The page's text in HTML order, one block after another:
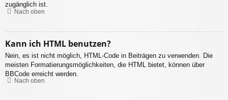
zugänglich ist.
Nach oben
Kann ich HTML benutzen?
Nein, es ist nicht möglich, HTML-Code in Beiträgen zu verwenden. Die
meisten Formatierungsmöglichkeiten, die HTML bietet, können über
BBCode erreicht werden.
Nach oben